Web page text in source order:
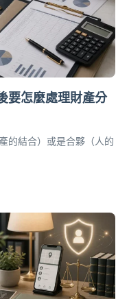
要怎麼處理財產分
的結合）或是合夥（人的